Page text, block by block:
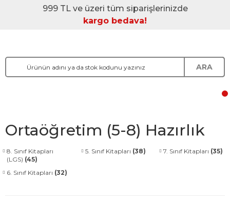
999 TL ve üzeri tüm siparişlerinizde
kargo bedava!
ARA
Ortaöğretim (5-8) Hazırlık
8. Sınıf Kitapları
(LGS) (45)
5. Sınıf Kitapları (38) 7. Sınıf Kitapları (35)
6. Sınıf Kitapları (32)